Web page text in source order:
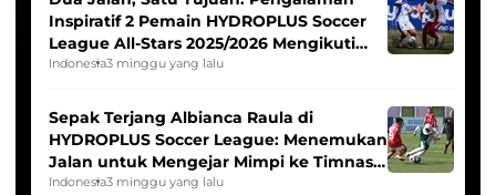
Inspiratif 2 Pemain HYDROPLUS Soccer
League All-Stars 2025/2026 Mengikuti
Seleksi Timnas Indonesia Putri
Indonesia3 minggu yang lalu
Sepak Terjang Albianca Raula di
HYDROPLUS Soccer League: Menemukan
Jalan untuk Mengejar Mimpi ke Timnas
Indonesia Putri
Indonesia3 minggu yang lalu